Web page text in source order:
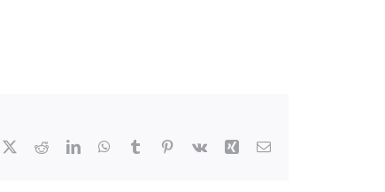
RedditLinkedInWhatsApp
Tumblr Pinterest
Vk Xing E-